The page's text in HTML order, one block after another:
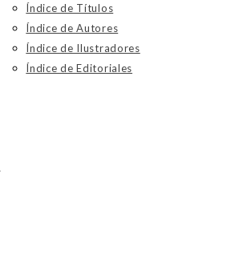
Índice de Títulos
Índice de Autores
Índice de Ilustradores
Índice de Editoriales